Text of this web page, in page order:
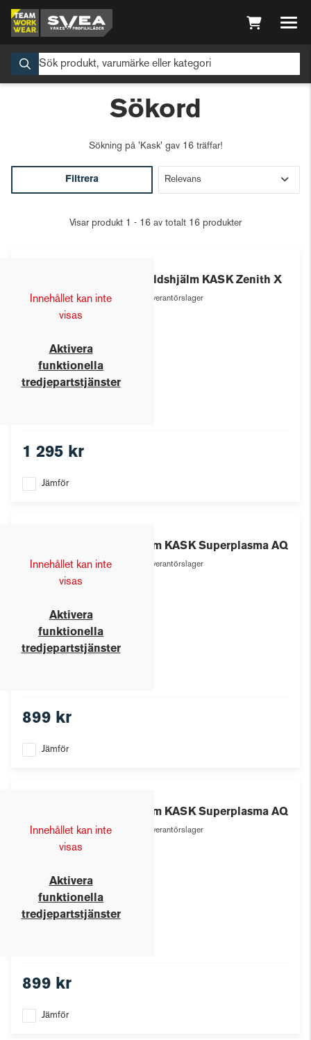
Sökord
Sökning på 'Kask' gav 16 träffar!
Filtrera
Visar produkt 1 - 16 av totalt 16 produkter
Innehållet kan inte
visas
Aktivera
funktionella
tredjepartstjänster
Skyddshjälm KASK Zenith X
Leverantörslager
1 295 kr
Jämför
Innehållet kan inte
visas
Aktivera
funktionella
tredjepartstjänster
Hjälm KASK Superplasma AQ
Leverantörslager
899 kr
Jämför
Innehållet kan inte
visas
Aktivera
funktionella
tredjepartstjänster
Hjälm KASK Superplasma AQ
Leverantörslager
899 kr
Jämför